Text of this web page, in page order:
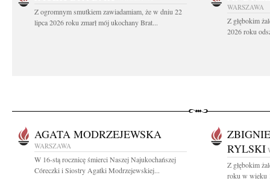
Z ogromnym smutkiem zawiadamiam, że w dniu 22
lipca 2026 roku zmarł mój ukochany Brat...
WARSZAWA
Z głębokim
2026 roku
AGATA MODRZEJEWSKA
WARSZAWA
W 16-stą rocznicę śmierci Naszej Najukochańszej
Córeczki i Siostry Agatki Modrzejewskiej...
RYLSKI
Z głębokim
roku w wieku